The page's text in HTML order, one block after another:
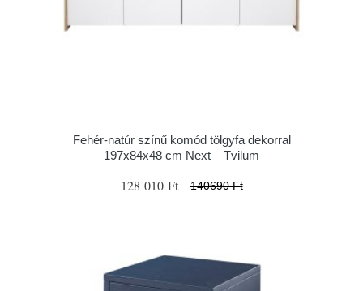
Fehér-natúr színű komód tölgyfa dekorral
197x84x48 cm Next – Tvilum
128 010 Ft 140690 Ft